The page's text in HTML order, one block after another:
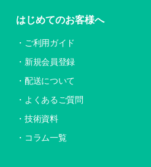
はじめてのお客様へ
ご利用ガイド
新規会員登録
配送について
よくあるご質問
技術資料
コラム一覧